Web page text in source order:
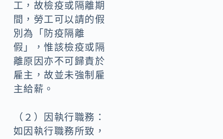
工，故檢疫或隔離期
間，勞工可以請的假
別為「防疫隔離
假」，惟該檢疫或隔
離原因亦不可歸責於
雇主，故並未強制雇
主給薪。
（２）因執行職務：
如因執行職務所致，